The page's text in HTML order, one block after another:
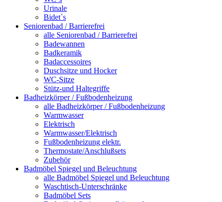
Urinale
Bidet`s
Seniorenbad / Barrierefrei
alle Seniorenbad / Barrierefrei
Badewannen
Badkeramik
Badaccessoires
Duschsitze und Hocker
WC-Sitze
Stütz-und Haltegriffe
Badheizkörper / Fußbodenheizung
alle Badheizkörper / Fußbodenheizung
Warmwasser
Elektrisch
Warmwasser/Elektrisch
Fußbodenheizung elektr.
Thermostate/Anschlußsets
Zubehör
Badmöbel Spiegel und Beleuchtung
alle Badmöbel Spiegel und Beleuchtung
Waschtisch-Unterschränke
Badmöbel Sets